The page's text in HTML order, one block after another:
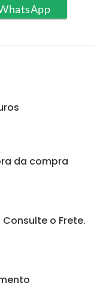
da compra
o Frete.